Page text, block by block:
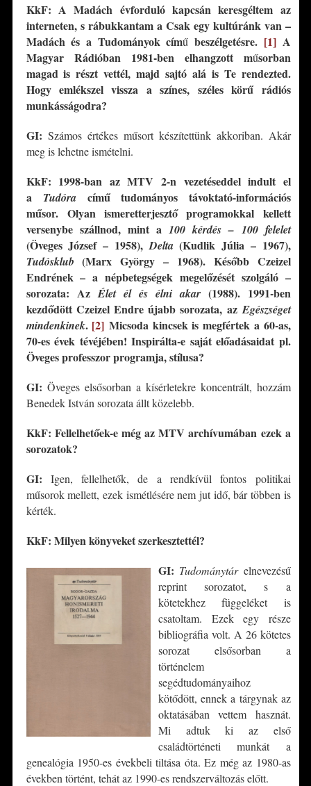
KkF: A Madách évforduló kapcsán keresgéltem az
interneten, s rábukkantam a Csak egy kultúránk van –
Madách és a Tudományok című beszélgetésre. [1]A
Magyar Rádióban 1981-ben elhangzott műsorban
magad is részt vettél, majd sajtó alá is Te rendezted.
Hogy emlékszel vissza a színes, széles körű rádiós
munkásságodra?
GI: Számos értékes műsort készítettünk akkoriban. Akár
meg is lehetne ismételni.
KkF: 1998-ban az MTV 2-n vezetéseddel indult el
a Tudóracímű tudományos távoktató-információs
műsor. Olyan ismeretterjesztő programokkal kellett
versenybe szállnod, mint a100 kérdés – 100 felelet
(Öveges József – 1958),Delta(Kudlik Júlia – 1967),
Tudósklub (Marx György – 1968). Később Czeizel
Endrének – a népbetegségek megelőzését szolgáló –
sorozata: AzÉlet él és élni akar(1988). 1991-ben
kezdődött Czeizel Endre újabb sorozata, azEgészséget
mindenkinek. [2] Micsoda kincsek is megfértek a 60-as,
70-es évek tévéjében! Inspirálta-e saját előadásaidat pl.
Öveges professzor programja, stílusa?
GI: Öveges elsősorban a kísérletekre koncentrált, hozzám
Benedek István sorozata állt közelebb.
KkF: Fellelhetőek-e még az MTV archívumában ezek a
sorozatok?
GI: Igen, fellelhetők, de a rendkívül fontos politikai
műsorok mellett, ezek ismétlésére nem jut idő, bár többen is
kérték.
KkF: Milyen könyveket szerkesztettél?
GI: Tudománytárelnevezésű
reprint sorozatot, s a
kötetekhez függeléket is
csatoltam. Ezek egy része
bibliográfia volt. A 26 kötetes
sorozat elsősorban a
történelem
segédtudományaihoz
kötődött, ennek a tárgynak az
oktatásában vettem hasznát.
Mi adtuk ki az első
családtörténeti munkát a
genealógia 1950-es évekbeli tiltása óta. Ez még az 1980-as
években történt, tehát az 1990-es rendszerváltozás előtt.